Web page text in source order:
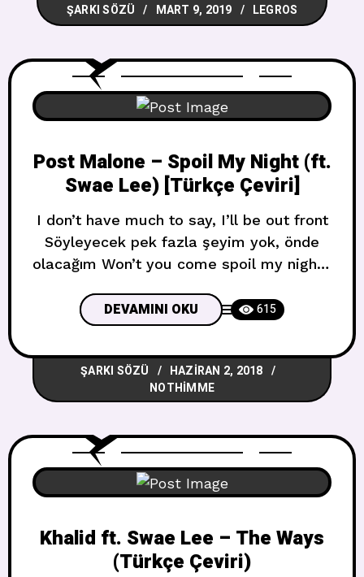
bütünüyle kötü olsa da (evet)Callin’ it
ŞARKI SÖZÜ MART 9, 2019 LEGROS
Post Malone – Spoil My Night (ft.
Swae Lee) [Türkçe Çeviri]
I don’t have much to say, I’ll be out front
Söyleyecek pek fazla şeyim yok, önde
olacağım Won’t you come spoil my night?
misin? Feelin’s come into play and I’m
thinkin’ this happens every time Hisler
harekete geçmeye başladı ve bunun her
zaman olduğunu düşünüyorum
DEVAMINI OKU 615
ŞARKI SÖZÜ
HAZIRAN 2, 2018
NOTHIMME
Khalid ft. Swae Lee – The Ways
(Türkçe Çeviri)